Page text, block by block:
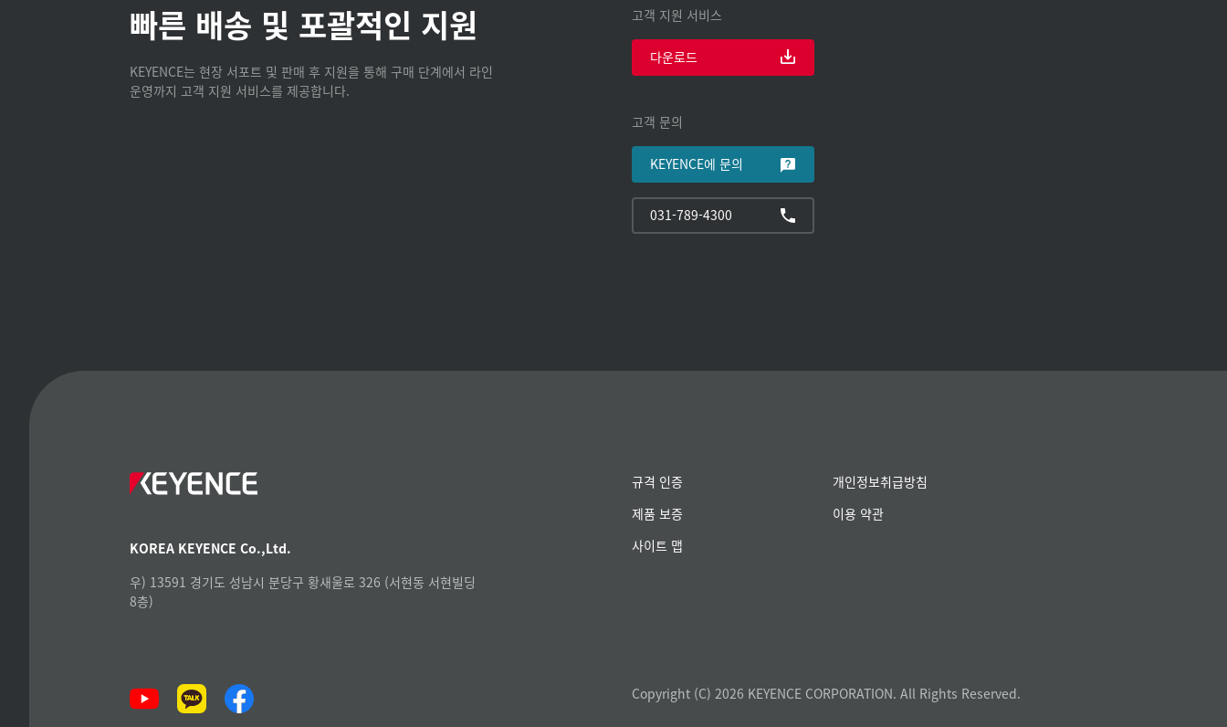
빠른 배송 및 포괄적인 지원
KEYENCE는 현장 서포트 및 판매 후 지원을 통해 구매 단계에서 라인
운영까지 고객 지원 서비스를 제공합니다.
고객 지원 서비스
다운로드
고객 문의
KEYENCE에 문의
031-789-4300
KOREA KEYENCE Co.,Ltd.
우) 13591 경기도 성남시 분당구 황새울로 326 (서현동 서현빌딩
8층)
규격 인증
개인정보취급방침
제품 보증
이용 약관
사이트 맵
Copyright (C) 2026 KEYENCE CORPORATION. All Rights Reserved.